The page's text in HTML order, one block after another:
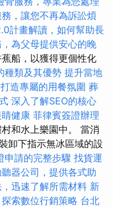
，讓您不再為訴訟煩
計畫解讀，如何幫助長
為父母提供安心的晚
船，以獲得更個性化
種類及其優勢 提升當地
造專屬的用餐氛圍 葬
深入了解SEO的核心
健康 菲律賓簽證辦理
和水上樂園中。 當消
卸下指示無冰區域的設
申請的完整步驟 找貨運
器公司，提供各式助
迅速了解所需材料 新
探索數位行銷策略 台北